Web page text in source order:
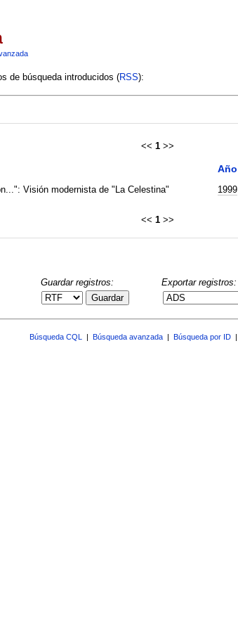
de búsqueda introducidos (RSS):
<< 1 >>
Año
Visión modernista de "La Celestina" 1999
<< 1 >>
Guardar registros:
Guardar
Exportar registros:
Búsqueda CQL Búsqueda avanzada Búsqueda por ID